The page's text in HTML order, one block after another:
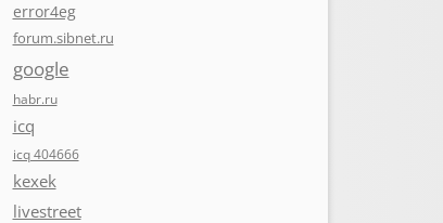
error4eg
forum.sibnet.ru
google
habr.ru
icq
icq 404666
kexek
livestreet